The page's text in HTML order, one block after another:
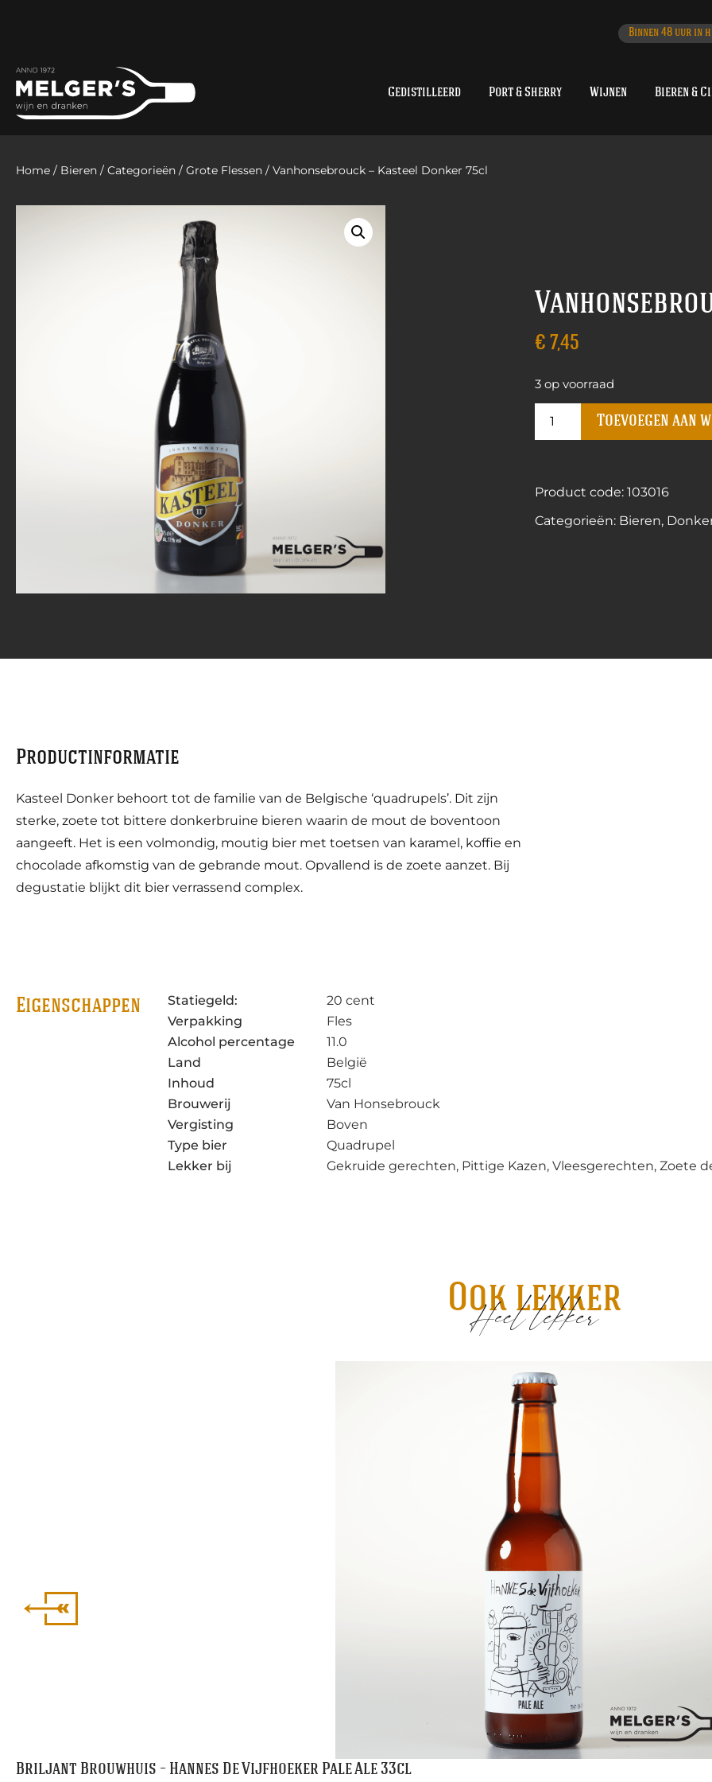
Binnen 48 uur in
Gedistilleerd Port & Sherry Wijnen Bieren &
Home / Bieren / Categorieën / Grote Flessen / Vanhonsebrouck – Kasteel Donker 75cl
€ 7,45
3 op voorraad
Toevoegen aan
Product code: 103016
Categorieën: Bieren,
Productinformatie
Kasteel Donker behoort tot de familie van de Belgische ‘quadrupels’. Dit zijn
sterke, zoete tot bittere donkerbruine bieren waarin de mout de boventoon
aangeeft. Het is een volmondig, moutig bier met toetsen van karamel, koffie en
chocolade afkomstig van de gebrande mout. Opvallend is de zoete aanzet. Bij
degustatie blijkt dit bier verrassend complex.
Eigenschappen Statiegeld:
20 cent
Verpakking
Fles
Alcohol percentage
11.0
Land
België
Inhoud
75cl
Brouwerij
Van Honsebrouck
Vergisting
Boven
Type bier
Quadrupel
Lekker bij
Gekruide gerechten, Pittige Kazen, Vleesgerechten, Zoete
Ook lekker
Heel lekker
Briljant Brouwhuis – Hannes De Vijfhoeker Pale Ale 33cl